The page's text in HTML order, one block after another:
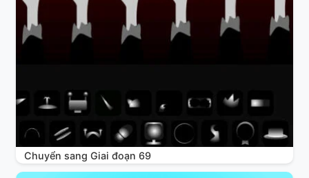
Chuyển sang Giai đoạn 69